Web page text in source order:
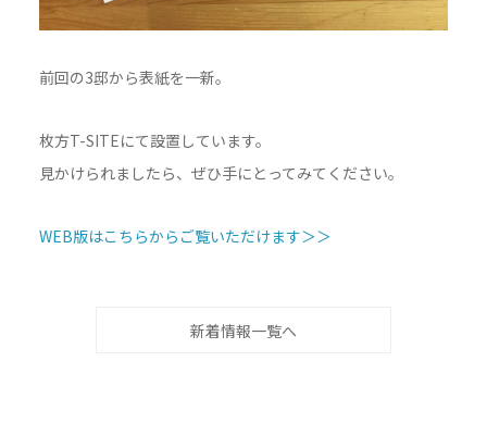
前回の3邸から表紙を一新。
枚方T-SITEにて設置しています。
見かけられましたら、ぜひ手にとってみてください。
WEB版はこちらからご覧いただけます＞＞
新着情報一覧へ